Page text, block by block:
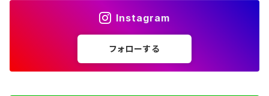
Instagram
フォローする